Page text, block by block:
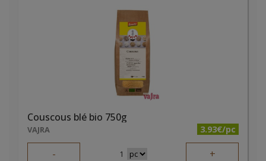
Couscous blé bio 750g
VAJRA 3.93€/pc
- 1 +